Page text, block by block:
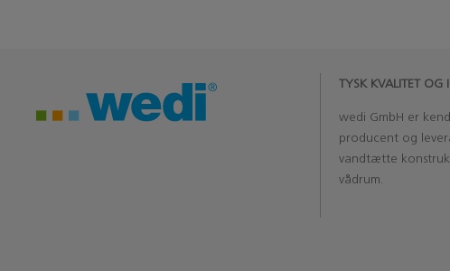
TYSK KVALITET OG
wedi GmbH er
producent og
vandtætte
vådrum.